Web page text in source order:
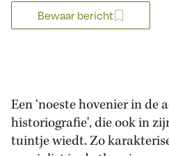
Bewaar bericht
Een ‘noeste hovenier in de
historiografie', die ook in
tuintje wiedt. Zo